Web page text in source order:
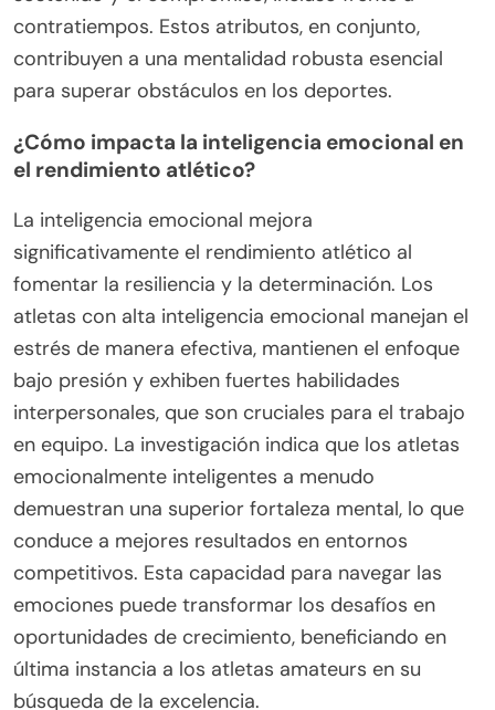
¿Qué atributos raros
contribuyen a una resiliencia
excepcional?
La resiliencia excepcional en los atletas amateurs
proviene de atributos raros como la adaptabilidad,
la regulación emocional y la motivación intrínseca.
La adaptabilidad permite a los atletas ajustar sus
estrategias en respuesta a los desafíos,
fomentando la determinación. La regulación
emocional permite una mejor gestión del estrés y
la ansiedad, mejorando la fortaleza mental. La
motivación intrínseca impulsa el esfuerzo
sostenido y el compromiso, incluso frente a
contratiempos. Estos atributos, en conjunto,
contribuyen a una mentalidad robusta esencial
para superar obstáculos en los deportes.
¿Cómo impacta la inteligencia emocional en
el rendimiento atlético?
La inteligencia emocional mejora
significativamente el rendimiento atlético al